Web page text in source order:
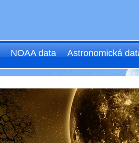
NOAA data Astronomická